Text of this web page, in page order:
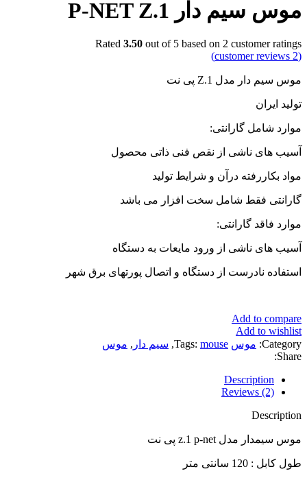
موس سیم دار P-NET Z.1
Rated 3.50 out of 5 based on 2 customer ratings
(
2
موس سیم دار مدل Z.1 پی نت
تولید ایران
موارد شامل گارانتی:
آسیب های ناشی از نقص فنی ذاتی محصول
مواد بکاررفته درآن و شرایط تولید
گارانتی فقط شامل سخت افزار می باشد
موارد فاقد گارانتی:
آسیب های ناشی از ورود مایعات به دستگاه
استفاده نادرست از دستگاه و اتصال پورتهای برق شهر
Add to compare
Add to wishlist
Category: موس Tags: mouse
, سیم دار , موس
Share:
Description
Reviews (2)
Description
موس سیمدار مدل z.1 p-net پی نت
طول کابل : 120 سانتی متر